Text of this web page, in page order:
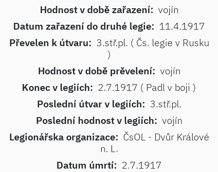
Hodnost v době zařazení: vojín
Datum zařazení do druhé legie: 11.4.1917
Převelen k útvaru: 3.stř.pl. ( Čs. legie v Rusku
)
Hodnost v době prěvelení: vojín
Konec v legiích: 2.7.1917 ( Padl v boji )
Poslední útvar v legiích: 3.stř.pl.
Poslední hodnost v legiích: vojín
Legionářska organizace: ČsOL - Dvůr Králové
n. L.
Datum úmrtí: 2.7.1917